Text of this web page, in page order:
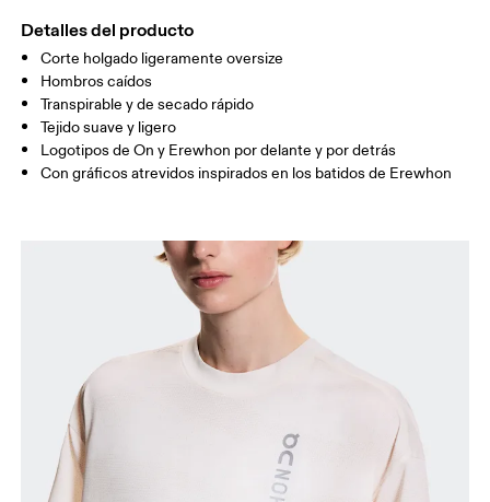
Arrastra en sentido horizontal para ver más.
Cómo medirse
Detalles del producto
Corte holgado ligeramente oversize
Hombros caídos
Transpirable y de secado rápido
Tejido suave y ligero
Logotipos de On y Erewhon por delante y por detrás
Con gráficos atrevidos inspirados en los batidos de Erewhon